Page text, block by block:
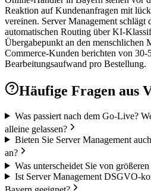
Reaktion auf Kundenanfragen mit
vereinen. Server Management schlägt
automatischen Routing über KI-
Übergabepunkt an den menschlichen
Commerce-Kunden berichten von 30-
Bearbeitungsaufwand pro Bestellung.
Häufige Fragen aus
Was passiert nach dem Go-Live?
alleine gelassen?
Bieten Sie Server Management
an?
Was unterscheidet Sie von
Ist Server Management DSGVO-